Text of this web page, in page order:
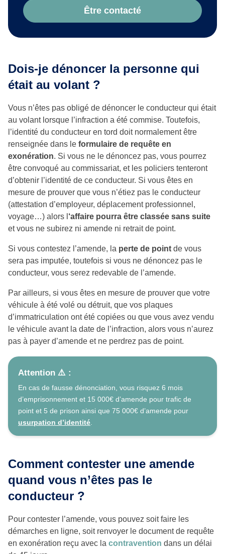
Être contacté
Dois-je dénoncer la personne qui
était au volant ?
Vous n’êtes pas obligé de dénoncer le conducteur qui était
au volant lorsque l’infraction a été commise. Toutefois,
l’identité du conducteur en tord doit normalement être
renseignée dans le formulaire de requête en
exonération. Si vous ne le dénoncez pas, vous pourrez
être convoqué au commissariat, et les policiers tenteront
d’obtenir l’identité de ce conducteur. Si vous êtes en
mesure de prouver que vous n’étiez pas le conducteur
(attestation d’employeur, déplacement professionnel,
voyage…) alors l ‘affaire pourra être classée sans suite
et vous ne subirez ni amende ni retrait de point.
Si vous contestez l’amende, la perte de point de vous
sera pas imputée, toutefois si vous ne dénoncez pas le
conducteur, vous serez redevable de l’amende.
Par ailleurs, si vous êtes en mesure de prouver que votre
véhicule à été volé ou détruit, que vos plaques
d’immatriculation ont été copiées ou que vous avez vendu
le véhicule avant la date de l’infraction, alors vous n’aurez
pas à payer d’amende et ne perdrez pas de point.
Attention ⚠️ :
En cas de fausse dénonciation, vous risquez 6 mois
d’emprisonnement et 15 000€ d’amende pour trafic de
point et 5 de prison ainsi que 75 000€ d’amende pour
usurpation d’identité.
Comment contester une amende
quand vous n’êtes pas le
conducteur ?
Pour contester l’amende, vous pouvez soit faire les
démarches en ligne, soit renvoyer le document de requête
en exonération reçu avec la contravention dans un délai